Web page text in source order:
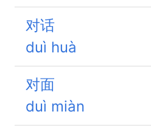
对话
duì huà
对面
duì miàn